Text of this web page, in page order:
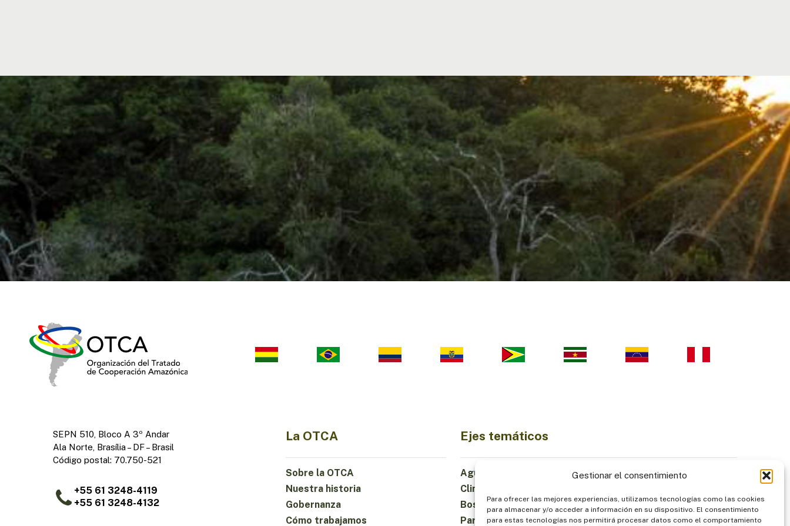
Gestionar el consentimiento
Para ofrecer las mejores experiencias, utilizamos tecnologías como las cookies
para almacenar y/o acceder a información en su dispositivo. El consentimiento
para estas tecnologías nos permitirá procesar datos como el comportamiento
SEPN 510, Bloco A 3º Andar
Ala Norte, Brasília – DF – Brasil
Código postal: 70.750-521
+55 61 3248-4119
+55 61 3248-4132
La OTCA
Sobre la OTCA
Nuestra historia
Gobernanza
Cómo trabajamos
Ejes temáticos
Agua
Ciencia e Innovación
Clima
Bosques y Biodiversidad
Institucionalidad
Participación
Pueblos Indígenas